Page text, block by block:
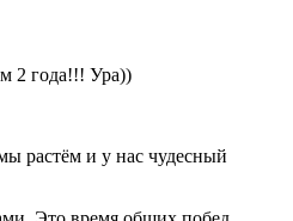
2 года!!! Ура))
растём и у нас чудесный